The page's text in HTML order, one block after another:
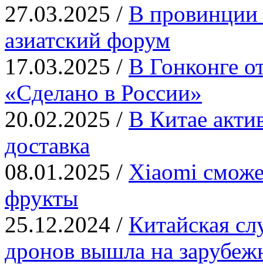
27.03.2025 / В провинции
азиатский форум
17.03.2025 / В Гонконге
«Сделано в России»
20.02.2025 / В Китае
доставка
08.01.2025 / Xiaomi
фрукты
25.12.2024 / Китайская
дронов вышла на